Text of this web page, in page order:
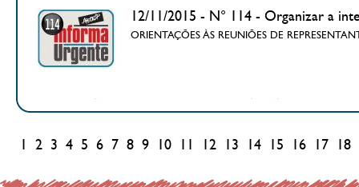
12/11/2015 - N° 114 - Organizar a
ORIENTAÇÕES ÀS REUNIÕES DE
2 3 4 5 6 7 8 9 10 12 13 14 15 16 17 18